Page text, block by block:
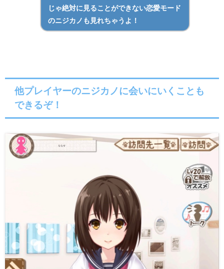
じゃ絶対に見ることができない恋愛モード
のニジカノも見れちゃうよ！
他プレイヤーのニジカノに会いにいくことも
できるぞ！